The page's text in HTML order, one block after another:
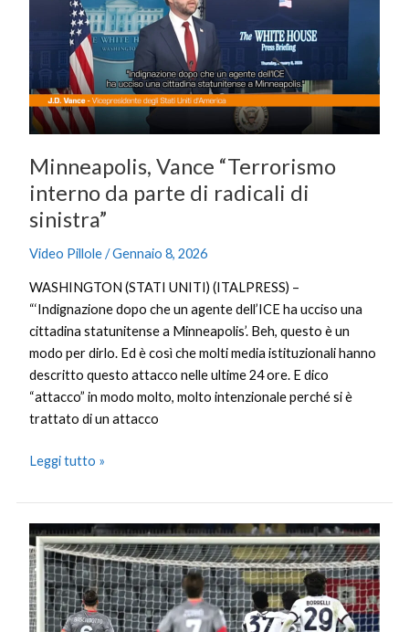
Minneapolis, Vance “Terrorismo
interno da parte di radicali di
sinistra”
Video Pillole/Gennaio 8, 2026
WASHINGTON (STATI UNITI) (ITALPRESS) –
“‘Indignazione dopo che un agente dell’ICE ha ucciso una
cittadina statunitense a Minneapolis’. Beh, questo è un
modo per dirlo. Ed è così che molti media istituzionali hanno
descritto questo attacco nelle ultime 24 ore. E dico
“attacco” in modo molto, molto intenzionale perché si è
trattato di un attacco
interno
radicali
di
Leggi tutto »
La
Cremonese
scappa,
il
Cagliari